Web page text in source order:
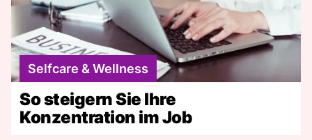
Selfcare & Wellness
So steigern Sie Ihre
Konzentration im Job